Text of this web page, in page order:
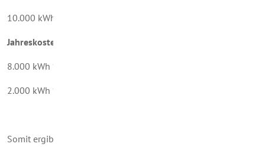
10.000 kWh * 17,00 ct/kWh = 1.700 EUR
Jahreskosten mit Wärmepreisbremse:
8.000 kWh * 9,50 ct/kWh = 760 EUR
2.000 kWh * 17,00 ct/kWh = 340 EUR
Somit ergibt für diesen Fall eine Ersparnis von in Höhe von